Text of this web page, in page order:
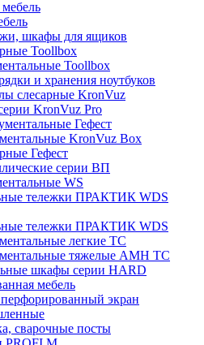
шкафы для ящиков
Toollbox
Toollbox
и хранения ноутбуков
слесарные KronVuz
KronVuz Pro
Гефест
KronVuz Box
Гефест
серии ВП
WS
тележки ПРАКТИК WDS
тележки ПРАКТИК WDS
легкие ТС
тяжелые AMH TC
шкафы серии HARD
мебель
экран
сварочные посты